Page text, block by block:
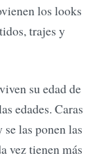
los looks
trajes y
su edad de
edades. Caras
las ponen las
vez tienen más